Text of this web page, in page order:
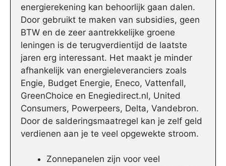
energierekening kan behoorlijk gaan dalen.
Door gebruikt te maken van subsidies, geen
BTW en de zeer aantrekkelijke groene
leningen is de terugverdientijd de laatste
jaren erg interessant. Het maakt je minder
afhankelijk van energieleveranciers zoals
Engie, Budget Energie, Eneco, Vattenfall,
GreenChoice en Enegiedirect.nl, United
Consumers, Powerpeers, Delta, Vandebron.
Door de salderingsmaatregel kan je zelf geld
verdienen aan je te veel opgewekte stroom.
Zonnepanelen zijn voor veel